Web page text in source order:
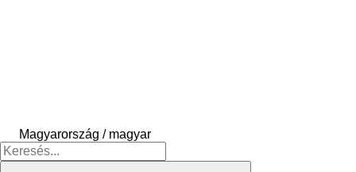
Magyarország / magyar